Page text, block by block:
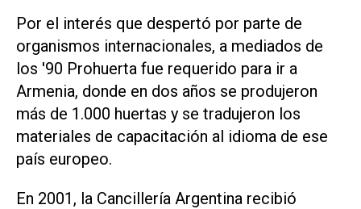
Por el interés que despertó por parte de
organismos internacionales, a mediados de
los '90 Prohuerta fue requerido para ir a
Armenia, donde en dos años se produjeron
más de 1.000 huertas y se tradujeron los
materiales de capacitación al idioma de ese
país europeo.
En 2001, la Cancillería Argentina recibió